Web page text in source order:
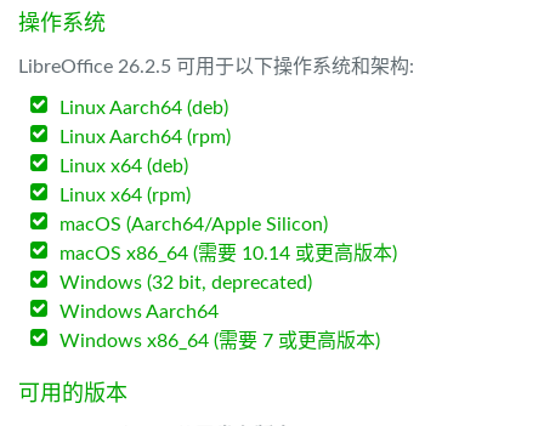
操作系统
LibreOffice 26.2.5 可用于以下操作系统和架构:
Linux Aarch64 (deb)
Linux Aarch64 (rpm)
Linux x64 (deb)
Linux x64 (rpm)
macOS (Aarch64/Apple Silicon)
macOS x86_64 (需要 10.14 或更高版本)
Windows (32 bit, deprecated)
Windows Aarch64
Windows x86_64 (需要 7 或更高版本)
可用的版本